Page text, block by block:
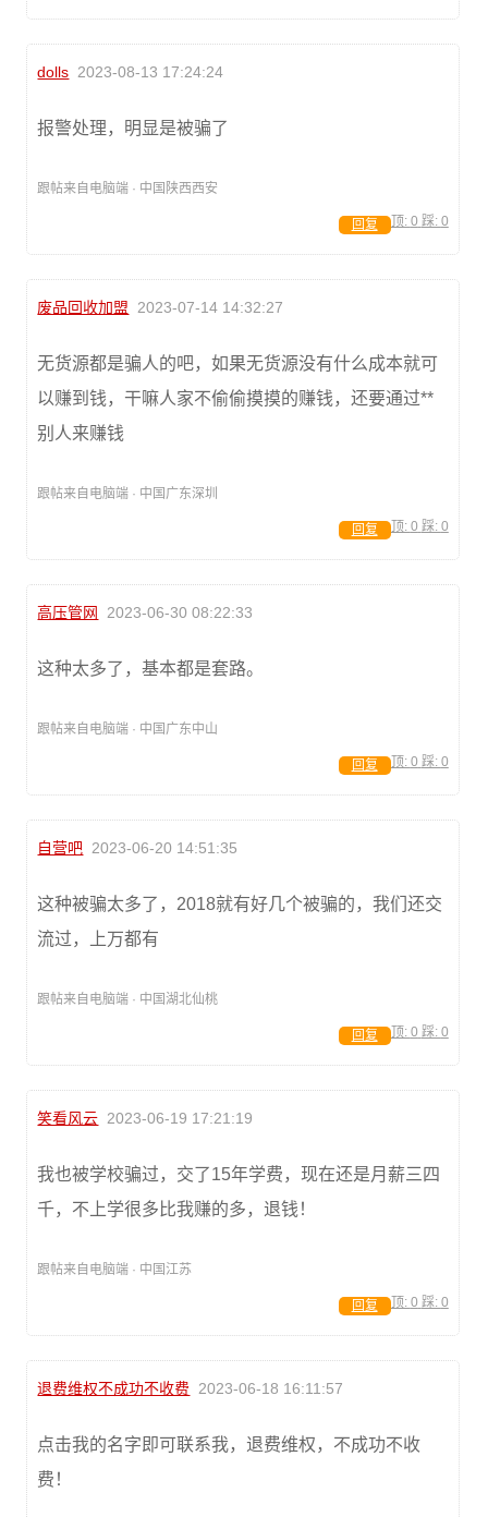
dolls 2023-08-13 17:24:24
报警处理，明显是被骗了
跟帖来自电脑端 · 中国陕西西安
顶: 0 踩: 0
回复
废品回收加盟 2023-07-14 14:32:27
无货源都是骗人的吧，如果无货源没有什么成本就可
以赚到钱，干嘛人家不偷偷摸摸的赚钱，还要通过**
别人来赚钱
跟帖来自电脑端 · 中国广东深圳
顶: 0 踩: 0
回复
高压管网 2023-06-30 08:22:33
这种太多了，基本都是套路。
跟帖来自电脑端 · 中国广东中山
顶: 0 踩: 0
回复
自营吧 2023-06-20 14:51:35
这种被骗太多了，2018就有好几个被骗的，我们还交
流过，上万都有
跟帖来自电脑端 · 中国湖北仙桃
顶: 0 踩: 0
回复
笑看风云 2023-06-19 17:21:19
我也被学校骗过，交了15年学费，现在还是月薪三四
千，不上学很多比我赚的多，退钱！
跟帖来自电脑端 · 中国江苏
顶: 0 踩: 0
回复
退费维权不成功不收费 2023-06-18 16:11:57
点击我的名字即可联系我，退费维权，不成功不收
费！